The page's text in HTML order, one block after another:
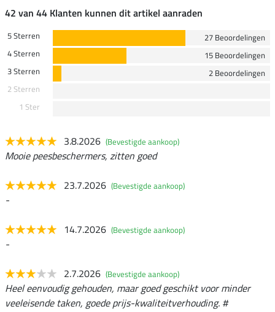
42 van 44 Klanten kunnen dit artikel aanraden
5 Sterren
27 Beoordelingen
4 Sterren
15 Beoordelingen
3 Sterren
2 Beoordelingen
2 Sterren
1 Ster
3.8.2026 (Bevestigde aankoop)
Mooie peesbeschermers, zitten goed
23.7.2026 (Bevestigde aankoop)
-
14.7.2026 (Bevestigde aankoop)
-
2.7.2026 (Bevestigde aankoop)
Heel eenvoudig gehouden, maar goed geschikt voor minder
veeleisende taken, goede prijs-kwaliteitverhouding. #